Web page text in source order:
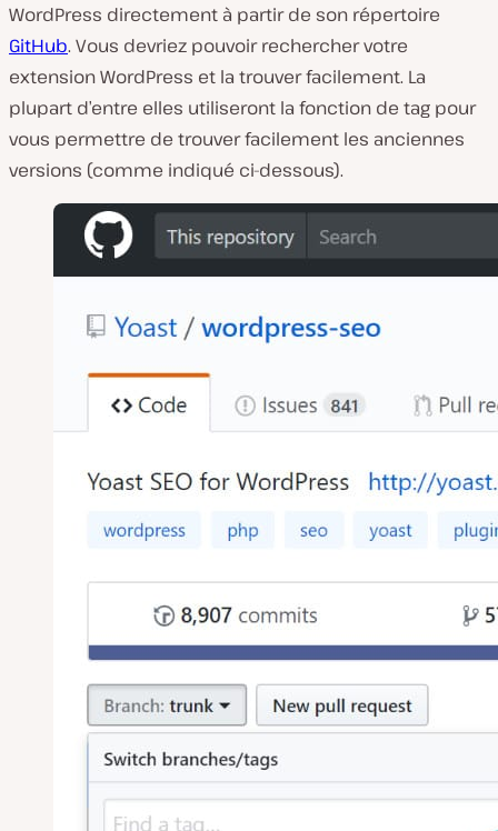
WordPress directement à partir de son répertoire
GitHub. Vous devriez pouvoir rechercher votre
extension WordPress et la trouver facilement. La
plupart d’entre elles utiliseront la fonction de tag pour
vous permettre de trouver facilement les anciennes
versions (comme indiqué ci-dessous).